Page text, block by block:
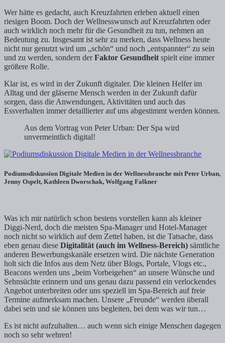
Wer hätte es gedacht, auch Kreuzfahrten erleben aktuell einen
riesigen Boom. Doch der Wellnesswunsch auf Kreuzfahrten oder
auch wirklich noch mehr für die Gesundheit zu tun, nehmen an
Bedeutung zu. Insgesamt ist sehr zu merken, dass Wellness heute
nicht nur genutzt wird um „schön“ und noch „entspannter“ zu sein
und zu werden, sondern derFaktor Gesundheit spielt eine immer
größere Rolle.
Klar ist, es wird in der Zukunft digitaler. Die kleinen Helfer im
Alltag und der gläserne Mensch werden in der Zukunft dafür
sorgen, dass die Anwendungen, Aktivitäten und auch das
Essverhalten immer detaillierter auf uns abgestimmt werden können.
Aus dem Vortrag von Peter Urban: Der Spa wird
unvermeintlich digital!
Podiumsdiskussion Digitale Medien in der Wellnessbranche mit Peter Urban,
Jenny Ospelt, Kathleen Dworschak, Wolfgang Falkner
Was ich mir natürlich schon bestens vorstellen kann als kleiner
Diggi-Nerd, doch die meisten Spa-Manager und Hotel-Manager
noch nicht so wirklich auf dem Zettel haben, ist die Tatsache, dass
eben genau diese Digitalität (auch im Wellness-Bereich) sämtliche
anderen Bewerbungskanäle ersetzen wird. Die nächste Generation
holt sich die Infos aus dem Netz über Blogs, Portale, Vlogs etc.,
Beacons werden uns „beim Vorbeigehen“ an unsere Wünsche und
Sehnsüchte erinnern und uns genau dazu passend ein verlockendes
Angebot unterbreiten oder uns speziell im Spa-Bereich auf freie
Termine aufmerksam machen. Unsere „Freunde“ werden überall
dabei sein und sie können uns begleiten, bei dem was wir tun…
Es ist nicht aufzuhalten… auch wenn sich einige Menschen dagegen
noch so sehr wehren!